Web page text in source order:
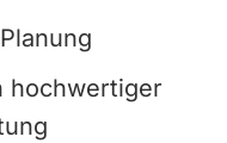
hochwertiger